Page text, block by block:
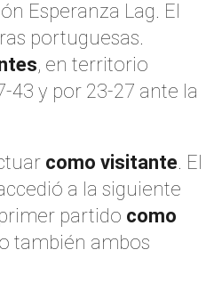
Esperanza Lag. El
portuguesas.
, en territorio
43 y por 23-27 ante la
como visitante. El
a la siguiente
partido como
también ambos